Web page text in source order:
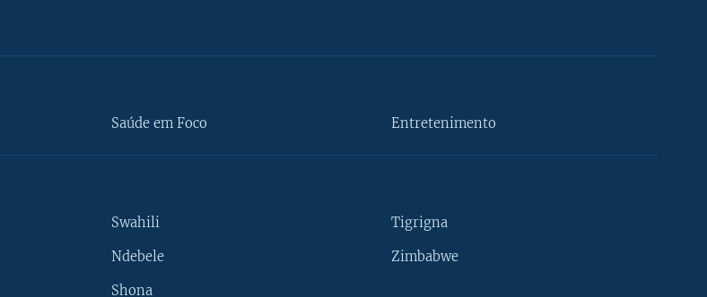
Saúde em Foco Entretenimento
Swahili
Ndebele
Shona
Tigrigna
Zimbabwe